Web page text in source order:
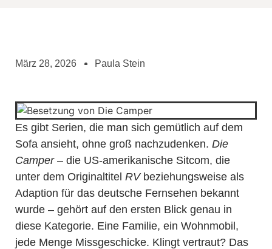
März 28, 2026 Paula Stein
Es gibt Serien, die man sich gemütlich auf dem
Sofa ansieht, ohne groß nachzudenken. Die
Camper– die US-amerikanische Sitcom, die
unter dem Originaltitel RVbeziehungsweise als
Adaption für das deutsche Fernsehen bekannt
wurde – gehört auf den ersten Blick genau in
diese Kategorie. Eine Familie, ein Wohnmobil,
jede Menge Missgeschicke. Klingt vertraut? Das